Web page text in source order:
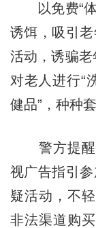
以免费“体
诱饵，吸引老
活动，诱骗老
对老人进行“
健品”，种种
警方提醒
视广告指引参
疑活动，不
非法渠道购